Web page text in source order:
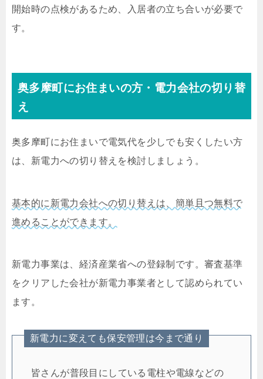
開始時の点検があるため、入居者の立ち合いが必要で
す。
奥多摩町にお住まいの方・電力会社の切り替
え
奥多摩町にお住まいで電気代を少しでも安くしたい方
は、新電力への切り替えを検討しましょう。
基本的に新電力会社への切り替えは、簡単且つ無料で
進めることができます。
新電力事業は、経済産業省への登録制です。審査基準
をクリアした会社が新電力事業者として認められてい
ます。
新電力に変えても保安管理は今まで通り
皆さんが普段目にしている電柱や電線などの